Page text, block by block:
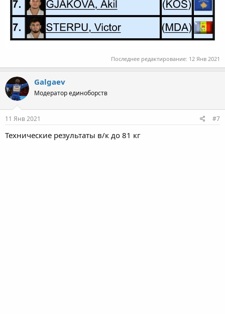
Последнее редактирование: 12 Янв 2021
Galgaev
Модератор единоборств
11 Янв 2021 #7
Технические результаты в/к до 81 кг